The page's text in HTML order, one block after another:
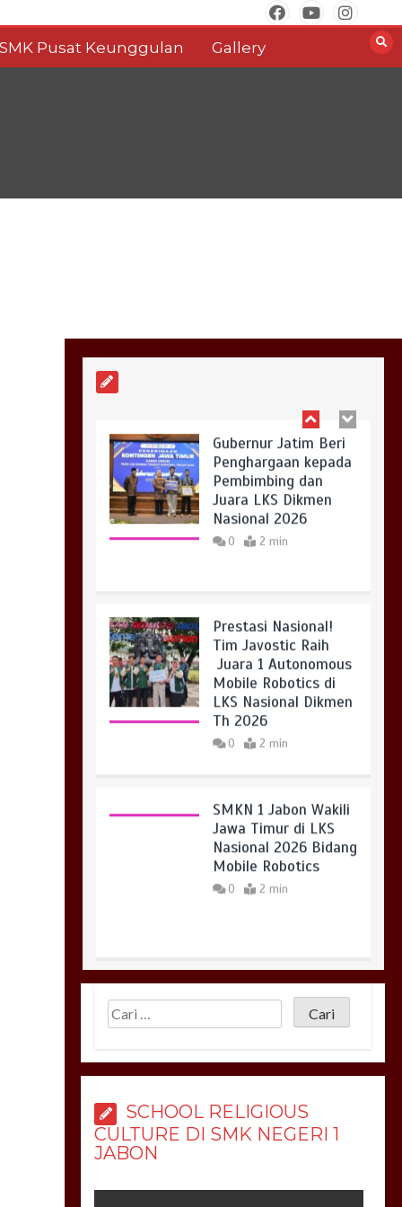
SMK Pusat Keunggulan Gallery
2 min
0 2 min
Gubernur Jatim Beri
Penghargaan kepada
Pembimbing dan
Juara LKS Dikmen
Nasional 2026
0 2 min
Prestasi Nasional!
Tim Javostic Raih
Juara 1 Autonomous
Mobile Robotics di
LKS Nasional Dikmen
Th 2026
0 2 min
SMKN 1 Jabon Wakili
Jawa Timur di LKS
Nasional 2026 Bidang
Mobile Robotics
0 2 min
BNN Sidoarjo
Sosialisasikan Bahaya
Narkoba bagi Siswa
0 2 min
Penghargaan kepada
SCHOOL RELIGIOUS
CULTURE DI SMK NEGERI 1
JABON